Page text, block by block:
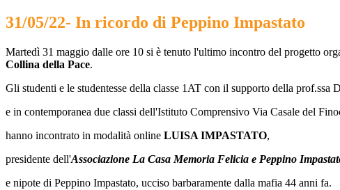
31/05/22- In ricordo di Peppino Impastato
Martedì 31 maggio dalle ore 10 si è tenuto l'ultimo incontro del progetto
Collina della Pace.
Gli studenti e le studentesse della classe 1AT con il supporto della prof.ssa
e in contemporanea due classi dell'Istituto Comprensivo Via Casale del
hanno incontrato in modalità online LUISA IMPASTATO,
presidente dell'Associazione La Casa Memoria Felicia e Peppino
e nipote di Peppino Impastato, ucciso barbaramente dalla mafia 44 anni fa.